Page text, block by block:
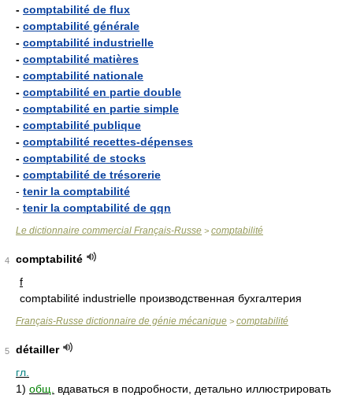
- comptabilité de flux
- comptabilité générale
- comptabilité industrielle
- comptabilité matières
- comptabilité nationale
- comptabilité en partie double
- comptabilité en partie simple
- comptabilité publique
- comptabilité recettes-dépenses
- comptabilité de stocks
- comptabilité de trésorerie
- tenir la comptabilité
- tenir la comptabilité de qqn
Le dictionnaire commercial Français-Russe > comptabilité
4
comptabilité
f
comptabilité industrielle производственная бухгалтерия
Français-Russe dictionnaire de génie mécanique > comptabilité
5
détailler
гл.
1) общ.
вдаваться в подробности, детально иллюстрировать